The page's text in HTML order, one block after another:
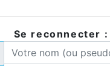
Se reconnecter :